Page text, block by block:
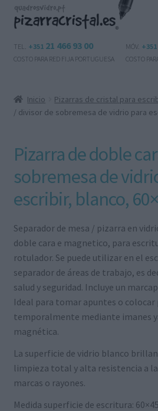
Ir
a
navegación
Ir
al
Productos
Contactos
Español
TEL. +351 21 466 93 00
COSTO PARA RED FIJA PORTUGUESA
MÓV. +351
COSTO
Inicio Pizarras de cristal para
/ divisor de sobremesa de vidrio para
Pizarra de doble
sobremesa de
escribir, blanco,
Separador de mesa / pizarra en
doble cara e magnetico, para
rotulador. Se puede utilizar en el
separador de áreas de trabajo, es
salud y seguridad. Incluye un
Ideal para tomar apuntes o colocar
temporalmente mediante imanes
magnética.
La superficie de vidrio blanco
limpieza total y alta resistencia a
marcas o rayones.
Medida superficie de escritura: